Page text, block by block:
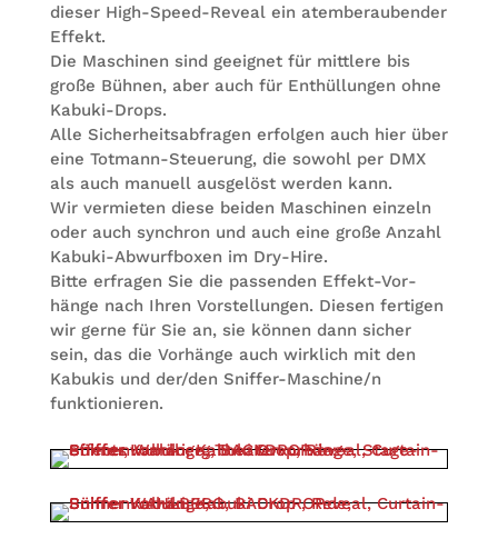
die­ser High-Speed-Reveal ein atem­be­rau­ben­der
Effekt.
Die Maschi­nen sind geeig­net für mitt­lere bis
große Büh­nen, aber auch für Ent­hül­lun­gen ohne
Kabuki-Drops.
Alle Sicher­heits­ab­fra­gen erfol­gen auch hier über
eine Tot­mann-Steue­rung, die sowohl per DMX
als auch manu­ell aus­ge­löst wer­den kann.
Wir ver­mie­ten diese bei­den Maschi­nen ein­zeln
oder auch syn­chron und auch eine große Anzahl
Kabuki-Abwurf­bo­xen im Dry-Hire.
Bitte erfra­gen Sie die pas­sen­den Effekt-Vor­
hänge nach Ihren Vor­stel­lun­gen. Die­sen fer­ti­gen
wir gerne für Sie an, sie kön­nen dann sicher
sein, das die Vor­hänge auch wirk­lich mit den
Kabu­kis und der/den Snif­fer-Maschi­ne/n
funktionieren.